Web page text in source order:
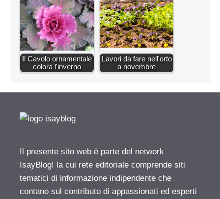
Il Cavolo ornamentale
colora l'inverno
Lavori da fare nell'orto
a novembre
Il presente sito web è parte del network
IsayBlog! la cui rete editoriale comprende siti
tematici di informazione indipendente che
contano sul contributo di appassionati ed esperti